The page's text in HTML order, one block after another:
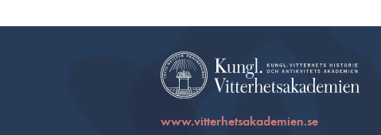
www.vitterhetsakademien.se